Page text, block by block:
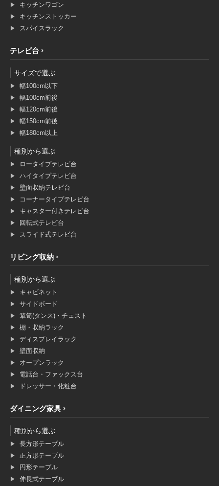
キッチンワゴン
キッチンストッカー
スパイスラック
テレビ台
サイズで選ぶ
幅100cm以下
幅100cm前後
幅120cm前後
幅150cm前後
幅180cm以上
種別から選ぶ
ロータイプテレビ台
ハイタイプテレビ台
壁面収納テレビ台
コーナータイプテレビ台
キャスター付きテレビ台
回転式テレビ台
スライド式テレビ台
リビング収納
種別から選ぶ
キャビネット
サイドボード
箪笥(タンス)・チェスト
棚・収納ラック
ディスプレイラック
壁面収納
オープンラック
電話台・ファックス台
ドレッサー・化粧台
ダイニング家具
種別から選ぶ
長方形テーブル
正方形テーブル
円形テーブル
伸長式テーブル